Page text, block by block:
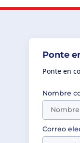
Ponte
Ponte en
Nombre
Correo